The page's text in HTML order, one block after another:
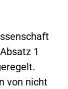
1
von nicht